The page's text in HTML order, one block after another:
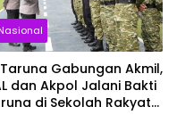
Taruna Gabungan Akmil,
dan Akpol Jalani Bakti
di Sekolah Rakyat